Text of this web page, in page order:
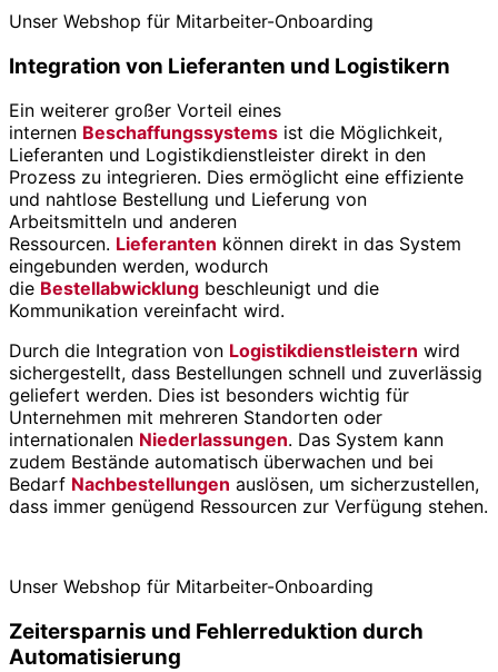
Unser Webshop für Mitarbeiter-Onboarding
Integration von Lieferanten und Logistikern
Ein weiterer großer Vorteil eines
internen Beschaffungssystems ist die Möglichkeit,
Lieferanten und Logistikdienstleister direkt in den
Prozess zu integrieren. Dies ermöglicht eine effiziente
und nahtlose Bestellung und Lieferung von
Arbeitsmitteln und anderen
Ressourcen. Lieferanten können direkt in das System
eingebunden werden, wodurch
die Bestellabwicklung beschleunigt und die
Kommunikation vereinfacht wird.
Durch die Integration von Logistikdienstleistern wird
sichergestellt, dass Bestellungen schnell und zuverlässig
geliefert werden. Dies ist besonders wichtig für
Unternehmen mit mehreren Standorten oder
internationalen Niederlassungen. Das System kann
zudem Bestände automatisch überwachen und bei
Bedarf Nachbestellungen auslösen, um sicherzustellen,
dass immer genügend Ressourcen zur Verfügung stehen.
Unser Webshop für Mitarbeiter-Onboarding
Zeitersparnis und Fehlerreduktion durch
Automatisierung